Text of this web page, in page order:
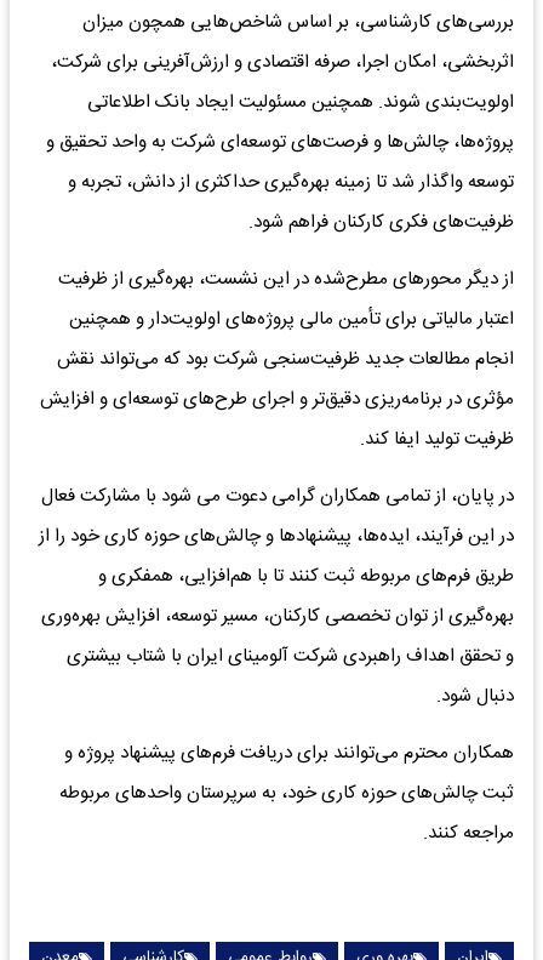
بررسی‌های کارشناسی، بر اساس شاخص‌هایی همچون میزان
اثربخشی، امکان اجرا، صرفه اقتصادی و ارزش‌آفرینی برای شرکت،
اولویت‌بندی شوند. همچنین مسئولیت ایجاد بانک اطلاعاتی
پروژه‌ها، چالش‌ها و فرصت‌های توسعه‌ای شرکت به واحد تحقیق و
توسعه واگذار شد تا زمینه بهره‌گیری حداکثری از دانش، تجربه و
ظرفیت‌های فکری کارکنان فراهم شود.
از دیگر محورهای مطرح‌شده در این نشست، بهره‌گیری از ظرفیت
اعتبار مالیاتی برای تأمین مالی پروژه‌های اولویت‌دار و همچنین
انجام مطالعات جدید ظرفیت‌سنجی شرکت بود که می‌تواند نقش
مؤثری در برنامه‌ریزی دقیق‌تر و اجرای طرح‌های توسعه‌ای و افزایش
ظرفیت تولید ایفا کند.
در پایان، از تمامی همکاران گرامی دعوت می شود با مشارکت فعال
در این فرآیند، ایده‌ها، پیشنهادها و چالش‌های حوزه کاری خود را از
طریق فرم‌های مربوطه ثبت کنند تا با هم‌افزایی، همفکری و
بهره‌گیری از توان تخصصی کارکنان، مسیر توسعه، افزایش بهره‌وری
و تحقق اهداف راهبردی شرکت آلومینای ایران با شتاب بیشتری
دنبال شود.
همکاران محترم می‌توانند برای دریافت فرم‌های پیشنهاد پروژه و
ثبت چالش‌های حوزه کاری خود، به سرپرستان واحدهای مربوطه
مراجعه کنند.